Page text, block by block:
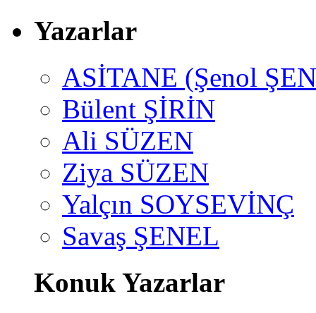
Yazarlar
ASİTANE (Şenol
Bülent ŞİRİN
Ali SÜZEN
Ziya SÜZEN
Yalçın SOYSEVİNÇ
Savaş ŞENEL
Konuk Yazarlar